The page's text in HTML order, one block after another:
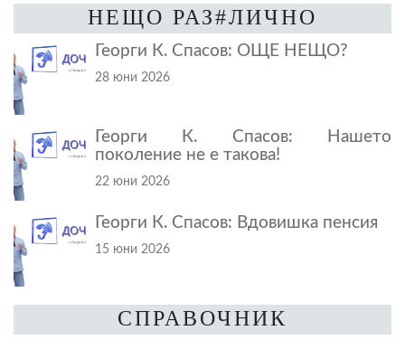
НЕЩО РАЗ#ЛИЧНО
Георги К. Спасов: ОЩЕ НЕЩО?
28 юни 2026
Георги К. Спасов: Нашето
поколение не е такова!
22 юни 2026
Георги К. Спасов: Вдовишка пенсия
15 юни 2026
СПРАВОЧНИК